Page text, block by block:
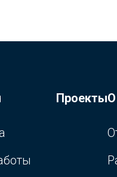
Проекты